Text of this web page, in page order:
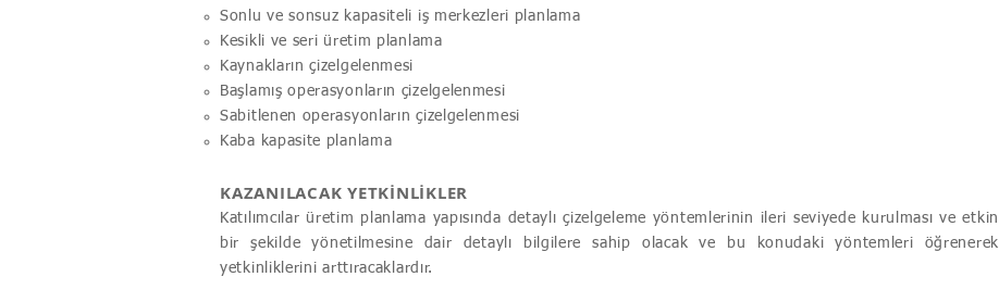
Sonlu ve sonsuz kapasiteli iş merkezleri planlama
Kesikli ve seri üretim planlama
Kaynakların çizelgelenmesi
Başlamış operasyonların çizelgelenmesi
Sabitlenen operasyonların çizelgelenmesi
Kaba kapasite planlama
KAZANILACAK YETKİNLİKLER
Katılımcılar üretim planlama yapısında detaylı çizelgeleme yöntemlerinin ileri seviyede kurulması ve etkin
bir şekilde yönetilmesine dair detaylı bilgilere sahip olacak ve bu konudaki yöntemleri öğrenerek
yetkinliklerini arttıracaklardır.